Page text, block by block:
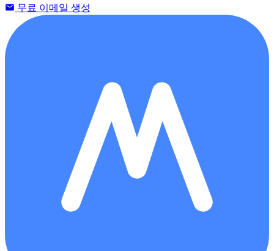
무료 이메일 생성